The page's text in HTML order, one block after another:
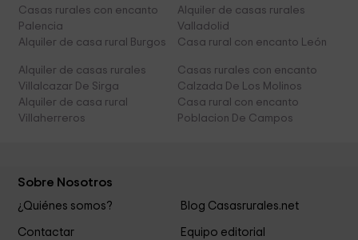
Casas rurales con encanto
Palencia
Alquiler de casas rurales
Valladolid
Alquiler de casa rural Burgos
Casa rural con encanto León
Alquiler de casas rurales
Villalcazar De Sirga
Casas rurales con encanto
Calzada De Los Molinos
Alquiler de casa rural
Villaherreros
Casa rural con encanto
Poblacion De Campos
Sobre Nosotros
¿Quiénes somos? Blog Casasrurales.net
Contactar
Equipo editorial